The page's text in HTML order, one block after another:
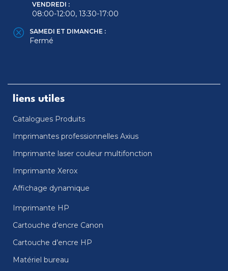
VENDREDI :
08:00-12:00, 13:30-17:00
SAMEDI ET DIMANCHE :
Fermé
liens utiles
Catalogues Produits
Imprimantes professionnelles Axius
Imprimante laser couleur multifonction
Imprimante Xerox
Affichage dynamique
Imprimante HP
Cartouche d’encre Canon
Cartouche d’encre HP
Matériel bureau